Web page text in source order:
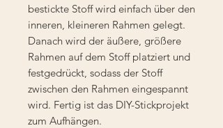
bestickte Stoff wird einfach über den
inneren, kleineren Rahmen gelegt.
Danach wird der äußere, größere
Rahmen auf dem Stoff platziert und
festgedrückt, sodass der Stoff
zwischen den Rahmen eingespannt
wird. Fertig ist das DIY-Stickprojekt
zum Aufhängen.